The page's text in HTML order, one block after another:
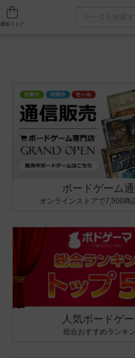
人気ボードゲーム
ボードゲーム通
オンラインストアで7,500商
人気ボードゲ
総合おすすめランキ